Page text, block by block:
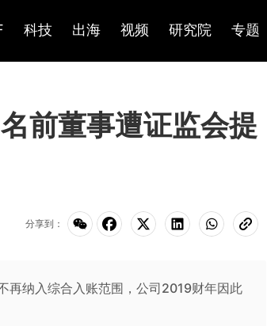
科技 出海 视频 研究院 专题
前董事遭证监会提
分享到：
再纳入综合入账范围，公司2019财年因此